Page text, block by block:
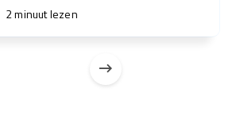
2 minuut lezen